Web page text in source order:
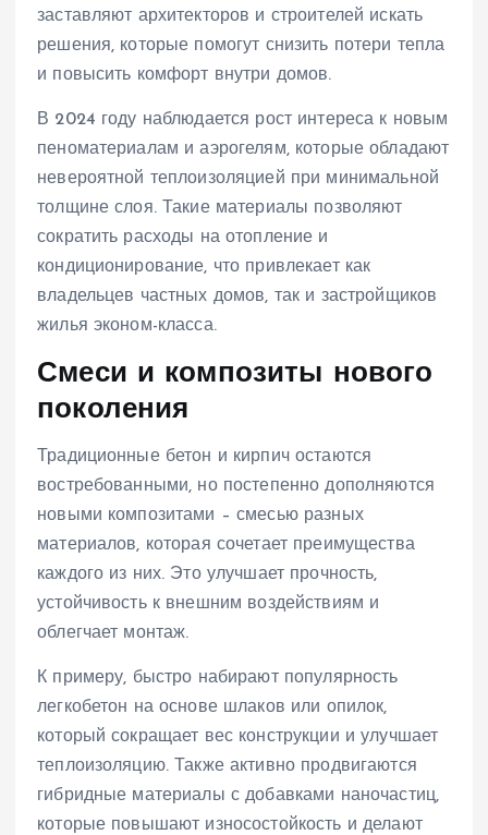
заставляют архитекторов и строителей искать
решения, которые помогут снизить потери тепла
и повысить комфорт внутри домов.
В 2024 году наблюдается рост интереса к новым
пеноматериалам и аэрогелям, которые обладают
невероятной теплоизоляцией при минимальной
толщине слоя. Такие материалы позволяют
сократить расходы на отопление и
кондиционирование, что привлекает как
владельцев частных домов, так и застройщиков
жилья эконом-класса.
Смеси и композиты нового
поколения
Традиционные бетон и кирпич остаются
востребованными, но постепенно дополняются
новыми композитами – смесью разных
материалов, которая сочетает преимущества
каждого из них. Это улучшает прочность,
устойчивость к внешним воздействиям и
облегчает монтаж.
К примеру, быстро набирают популярность
легкобетон на основе шлаков или опилок,
который сокращает вес конструкции и улучшает
теплоизоляцию. Также активно продвигаются
гибридные материалы с добавками наночастиц,
которые повышают износостойкость и делают